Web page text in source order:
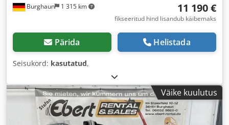
Burghaun 1 315 km 11 190 €
fikseeritud hind lisandub käibemaks
Pärida Helistada
Seisukord: kasutatud,
Väike kuulutus